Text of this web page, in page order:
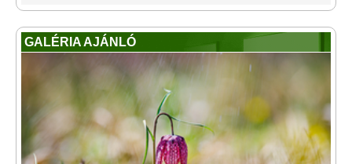
GALÉRIA AJÁNLÓ